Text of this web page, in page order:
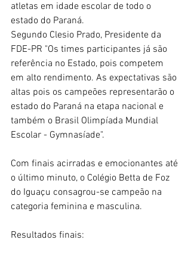
atletas em idade escolar de todo o
estado do Paraná.
Segundo Clesio Prado, Presidente da
FDE-PR "Os times participantes já são
referência no Estado, pois competem
em alto rendimento. As expectativas são
altas pois os campeões representarão o
estado do Paraná na etapa nacional e
também o Brasil Olimpíada Mundial
Escolar - Gymnasíade".
Com finais acirradas e emocionantes até
o último minuto, o Colégio Betta de Foz
do Iguaçu consagrou-se campeão na
categoria feminina e masculina.
Resultados finais: